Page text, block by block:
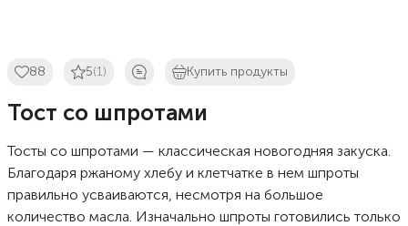
88 5(1) Купить продукты
Тост со шпротами
Тосты со шпротами — классическая новогодняя закуска.
Благодаря ржаному хлебу и клетчатке в нем шпроты
правильно усваиваются, несмотря на большое
количество масла. Изначально шпроты готовились только